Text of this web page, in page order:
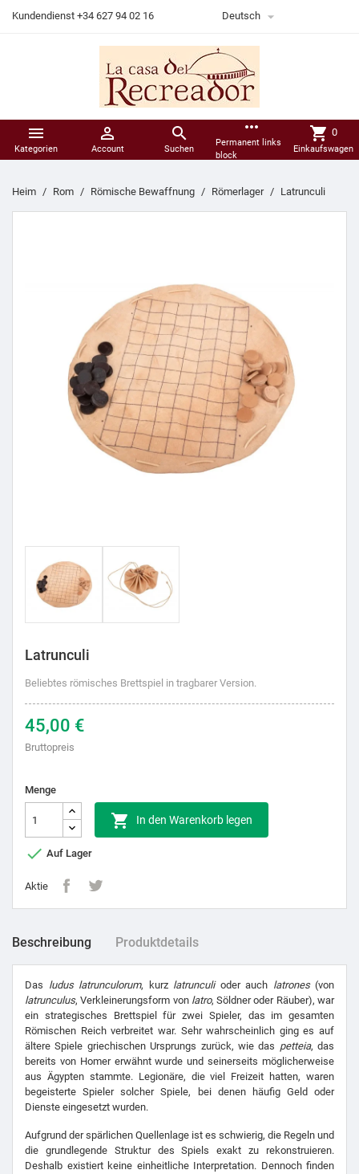
Kundendienst +34 627 94 02 16 Deutsch 

Kategorien

Account

Suchen
more_horiz
Permanent links
block
shopping_cart 0
Einkaufswagen
Heim Rom Römische Bewaffnung Römerlager Latrunculi
Latrunculi
Beliebtes römisches Brettspiel in tragbarer Version.
45,00 €
Bruttopreis
Menge
 In den Warenkorb legen
 Auf Lager
Aktie
Beschreibung Produktdetails
Das ludus latrunculorum, kurz latrunculioder auch latrones(von
latrunculus, Verkleinerungsform von latro, Söldner oder Räuber), war
ein strategisches Brettspiel für zwei Spieler, das im gesamten
Römischen Reich verbreitet war. Sehr wahrscheinlich ging es auf
ältere Spiele griechischen Ursprungs zurück, wie das petteia, das
bereits von Homer erwähnt wurde und seinerseits möglicherweise
aus Ägypten stammte. Legionäre, die viel Freizeit hatten, waren
begeisterte Spieler solcher Spiele, bei denen häufig Geld oder
Dienste eingesetzt wurden.
Aufgrund der spärlichen Quellenlage ist es schwierig, die Regeln und
die grundlegende Struktur des Spiels exakt zu rekonstruieren.
Deshalb existiert keine einheitliche Interpretation. Dennoch finden